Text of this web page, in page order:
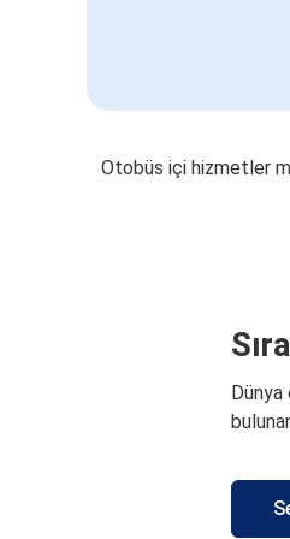
Otobüs içi hizmetler
Dünya